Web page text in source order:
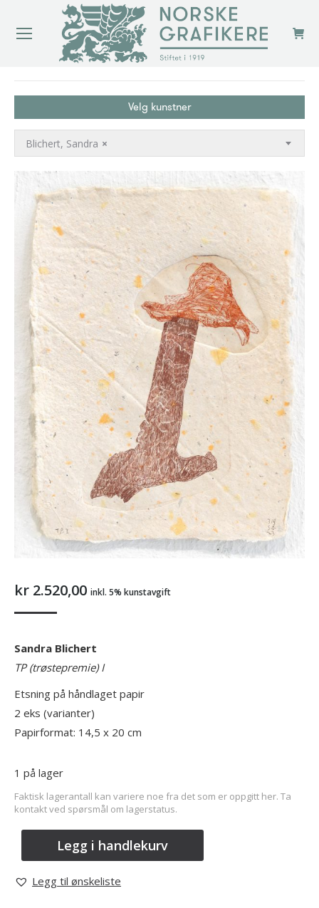
Velg kunstner
×
Blichert, Sandra
kr 2.520,00 inkl. 5% kunstavgift
Sandra Blichert
TP (trøstepremie) I
Etsning på håndlaget papir
2 eks (varianter)
Papirformat: 14,5 x 20 cm
1 på lager
Faktisk lagerantall kan variere noe fra det som er oppgitt her. Ta
kontakt ved spørsmål om lagerstatus.
Legg i handlekurv
Legg til ønskeliste